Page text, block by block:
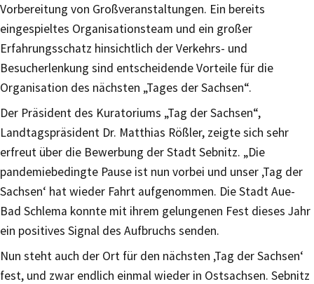
Vorbereitung von Großveranstaltungen. Ein bereits
eingespieltes Organisationsteam und ein großer
Erfahrungsschatz hinsichtlich der Verkehrs- und
Besucherlenkung sind entscheidende Vorteile für die
Organisation des nächsten „Tages der Sachsen“.
Der Präsident des Kuratoriums „Tag der Sachsen“,
Landtagspräsident Dr. Matthias Rößler, zeigte sich sehr
erfreut über die Bewerbung der Stadt Sebnitz. „Die
pandemiebedingte Pause ist nun vorbei und unser ‚Tag der
Sachsen‘ hat wieder Fahrt aufgenommen. Die Stadt Aue-
Bad Schlema konnte mit ihrem gelungenen Fest dieses Jahr
ein positives Signal des Aufbruchs senden.
Nun steht auch der Ort für den nächsten ‚Tag der Sachsen‘
fest, und zwar endlich einmal wieder in Ostsachsen. Sebnitz